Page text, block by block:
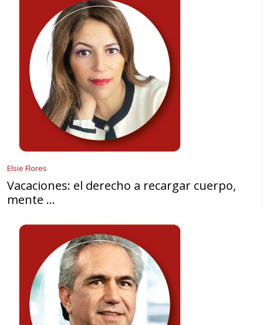
Elsie Flores
Vacaciones: el derecho a recargar cuerpo,
mente …